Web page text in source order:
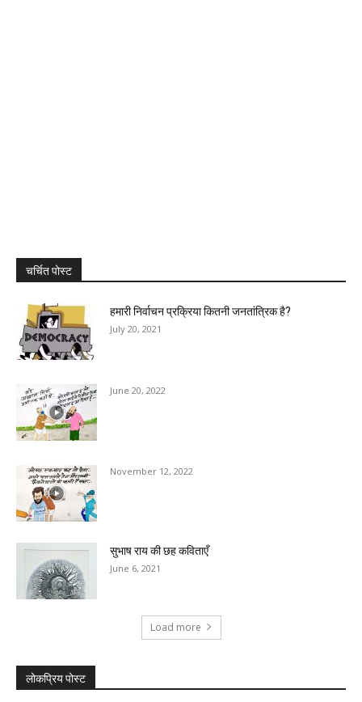
चर्चित पोस्ट
हमारी निर्वाचन प्रक्रिया कितनी जनतांत्रिक है?
July 20, 2021
June 20, 2022
November 12, 2022
सुभाष राय की छह कविताएँ
June 6, 2021
Load more
लोकप्रिय पोस्ट